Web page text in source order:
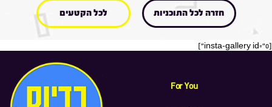
חזרה לכל התוכניות לכל הקטעים
[insta-gallery id="0"]
For You